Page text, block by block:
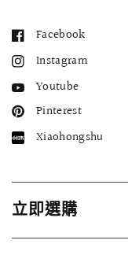
Facebook
Instagram
Youtube
Pinterest
Xiaohongshu
立即選購